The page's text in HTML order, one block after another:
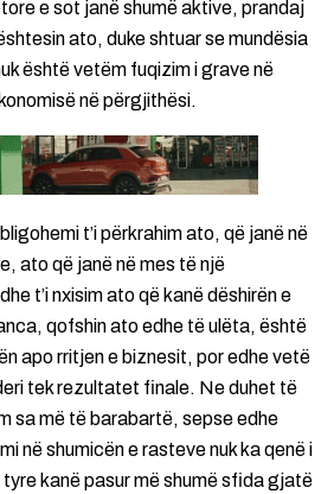
e sot janë shumë aktive, prandaj
ato, duke shtuar se mundësia
është vetëm fuqizim i grave në
në përgjithësi.
t’i përkrahim ato, që janë në
ato që janë në mes të një
t’i nxisim ato që kanë dëshirën e
qofshin ato edhe të ulëta, është
apo rritjen e biznesit, por edhe vetë
tek rezultatet finale. Ne duhet të
sa më të barabartë, sepse edhe
në shumicën e rasteve nuk ka qenë i
kanë pasur më shumë sfida gjatë